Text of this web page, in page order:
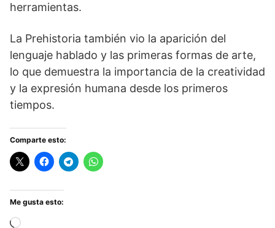
herramientas.
La Prehistoria también vio la aparición del
lenguaje hablado y las primeras formas de arte,
lo que demuestra la importancia de la creatividad
y la expresión humana desde los primeros
tiempos.
Comparte esto:
Me gusta esto:
Cargando...